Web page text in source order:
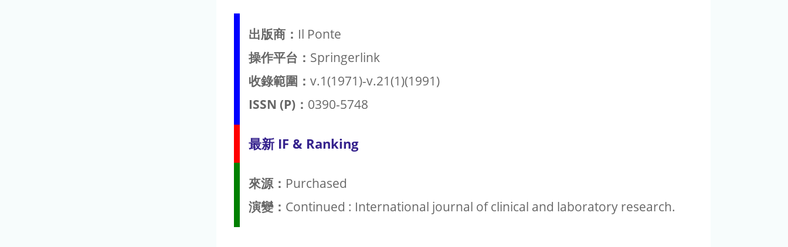
出版商： Il Ponte
操作平台： Springerlink
收錄範圍： v.1(1971)-v.21(1)(1991)
ISSN (P)： 0390-5748
最新 IF & Ranking
來源： Purchased
演變： Continued : International journal of clinical and laboratory research.